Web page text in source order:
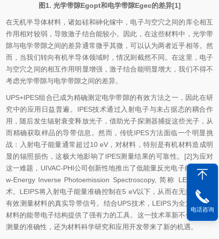
图1. 光学带隙Egopt和电学带隙Egec的差异[1]
在无机半导体材料，诸如硅和砷化镓中，电子与空穴之间的库仑相互
作用相对较弱，导致激子结合能较小。因此，在这些材料中，光学带
隙与电学带隙之间的差异通常微乎其微，可以认为两者近乎相等。然
而，当我们转向有机半导体领域时，情况则截然不同。在这里，电子
与空穴之间的相互作用明显增强，激子结合能明显增大，我们不得不
考虑光学带隙与电学带隙之间的差异。
UPS+IPES组合已成为精确测定电学带隙的有效方法之一，因此在研
究中的应用日益普遍。IPES技术通过入射电子与未占据态的耦合作
用，随后发生辐射衰变释放光子，借助光子探测器捕捉这些光子，从
而精确获取样品的导带信息。然而，传统IPES方法面临一个明显挑
战：入射电子能量通常超过10 eV，对材料，特别是有机材料造成明
显的辐照损伤，这极大地影响了IPES测量结果的可靠性。[2]为应对
这一难题，UIVAC-PHI公司创新性地推出了低能量反光电子能谱（Lo
w-Energy Inverse Photoemission Spectroscopy, 简称 LEIPS）技
术。LEIPS将入射电子能量准确控制在5 eV以下，从而在无损条件下
有效测量材料的真实导带信号。结合UPS技术，LEIPS为全方面表征
材料的能带电子结构提供了强有力的工具。这一技术革新不仅提高了
测量的准确性，还为材料科学研究和应用开发带来了新的机遇。
电话咨询